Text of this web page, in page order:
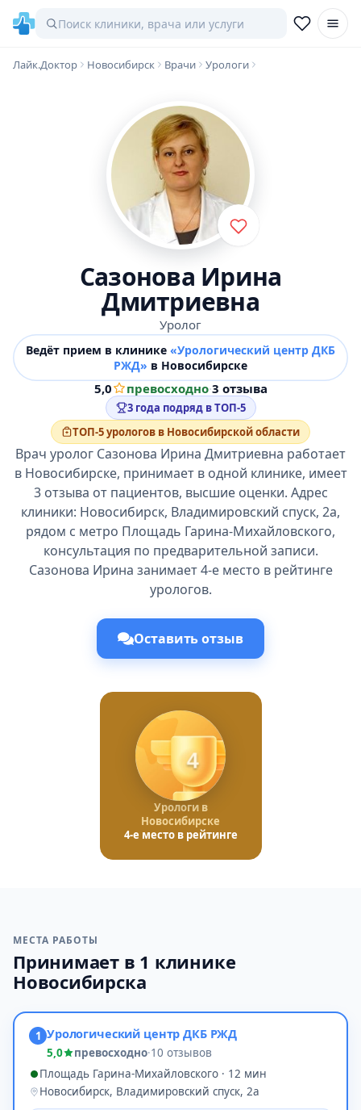
Лайк.Доктор Новосибирск Врачи Урологи
Сазонова Ирина
Дмитриевна
Уролог
Ведёт прием в клинике «Урологический центр ДКБ
РЖД» в Новосибирске
5,0 превосходно·3 отзыва
3 года подряд в ТОП-5
ТОП-5 урологов в Новосибирской области
Врач уролог Сазонова Ирина Дмитриевна работает
в Новосибирске, принимает в одной клинике, имеет
3 отзыва от пациентов, высшие оценки. Адрес
клиники: Новосибирск, Владимировский спуск, 2а,
рядом с метро Площадь Гарина-Михайловского,
консультация по предварительной записи.
Сазонова Ирина занимает 4-е место в рейтинге
урологов.
Оставить отзыв
4
Урологи в
Новосибирске
4-е место в рейтинге
МЕСТА РАБОТЫ
Принимает в 1 клинике
Новосибирска
1 Урологический центр ДКБ РЖД
5,0 превосходно·10 отзывов
Площадь Гарина-Михайловского · 12 мин
Новосибирск, Владимировский спуск, 2а